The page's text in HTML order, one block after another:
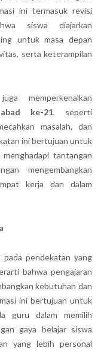
ini termasuk revisi
siswa diajarkan
untuk masa depan
serta keterampilan
memperkenalkan
ke-21, seperti
masalah, dan
ini bertujuan untuk
tantangan
mengembangkan
kerja dan dalam
pendekatan yang
bahwa pengajaran
kebutuhan dan
ini bertujuan untuk
guru dalam memilih
gaya belajar siswa
yang lebih personal